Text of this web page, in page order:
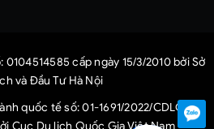
cấp ngày 15/3/2010 bởi Sở
và Đầu Tư Hà Nội
quốc tế số: 01-1691/2022/CDLQG-
Cục Du lịch Quốc Gia Việt Nam